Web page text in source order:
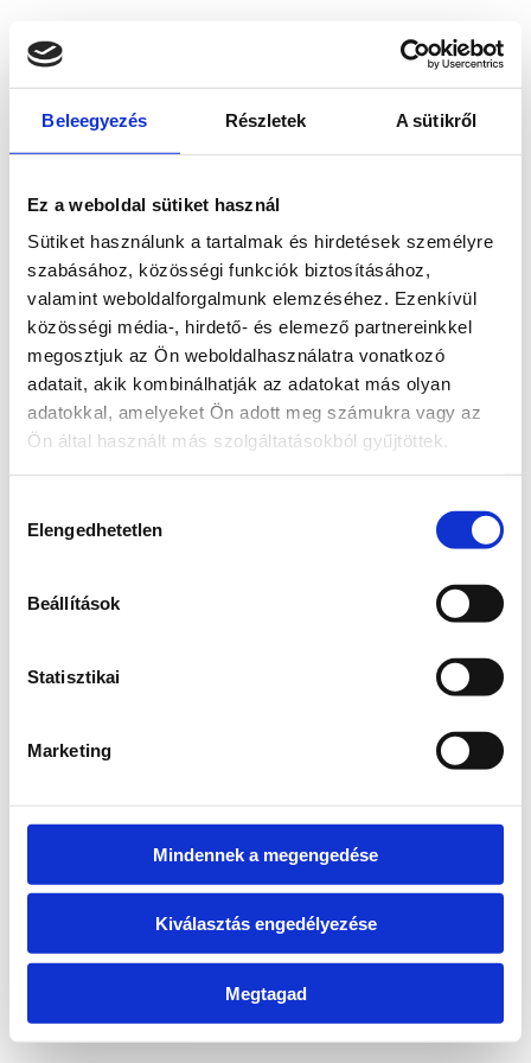
Beleegyezés Részletek A sütikről
Ez a weboldal sütiket használ
Sütiket használunk a tartalmak és hirdetések személyre
szabásához, közösségi funkciók biztosításához,
valamint weboldalforgalmunk elemzéséhez. Ezenkívül
közösségi média-, hirdető- és elemező partnereinkkel
megosztjuk az Ön weboldalhasználatra vonatkozó
adatait, akik kombinálhatják az adatokat más olyan
adatokkal, amelyeket Ön adott meg számukra vagy az
Ön által használt más szolgáltatásokból gyűjtöttek.
kiválasztása
Elengedhetetlen
Beállítások
Statisztikai
Marketing
Mindennek a megengedése
Kiválasztás engedélyezése
Megtagad
loadingwww.bicapp.hu
(see the browser console for more